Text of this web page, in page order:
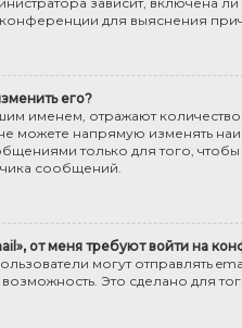
для выяснения
его?
именем, отражают
можете напрямую изменять
только для того,
сообщений.
от меня требуют войти на
могут отправлять
Это сделано для